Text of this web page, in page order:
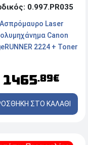
0.997.PR035
Ασπρόμαυρo Laser
Canon
2224 + Toner
1465.89€
ΣΤΟ ΚΑΛΑΘΙ